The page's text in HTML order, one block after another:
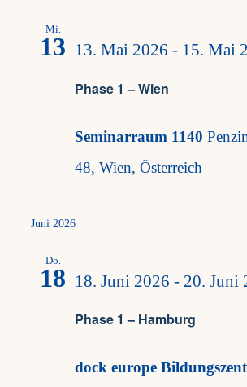
Mi.
13
Phase 1 – Wien
13. Mai 2026 - 15. Mai
Seminarraum 1140
48, Wien, Österreich
Juni 2026
Do.
18
Phase 1 – Hamburg
18. Juni 2026 - 20. Juni
dock europe